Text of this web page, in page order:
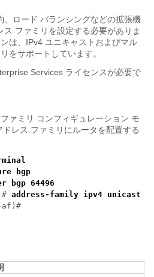
、ロード バランシングなどの拡張機
ファミリを設定する必要がありま
は、IPv4 ユニキャストおよびマル
をサポートしています。
Services ライセンスが必要で
ァミリ コンフィギュレーション モ
レス ファミリにルータを配置する
bgp
bgp 64496
address-family ipv4 unicast
af)#